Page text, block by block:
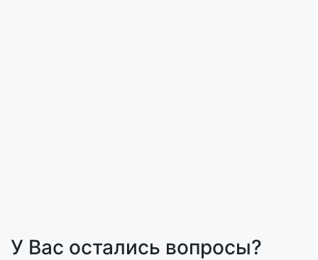
У Вас остались вопросы?